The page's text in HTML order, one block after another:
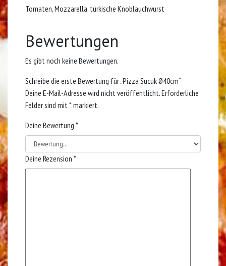
Tomaten, Mozzarella, türkische Knoblauchwurst
Bewertungen
Es gibt noch keine Bewertungen.
Schreibe die erste Bewertung für „Pizza Sucuk Ø40cm“
Deine E-Mail-Adresse wird nicht veröffentlicht.Erforderliche
Felder sind mit *markiert.
Deine Bewertung *
Deine Rezension *